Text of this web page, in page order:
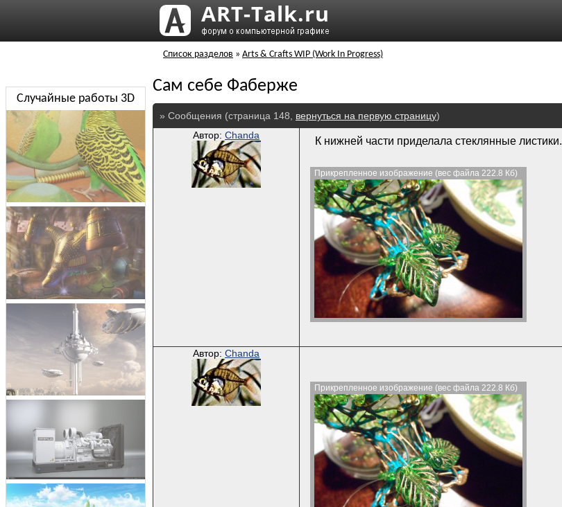
Список разделов » Arts & Crafts WIP (Work In Progress)
Сам себе Фаберже
» Сообщения (страница 148, вернуться на первую страницу)
Автор: Chanda К нижней части приделала стеклянные листики.
Прикрепленное изображение (вес файла 222.8 Кб)
Автор: Chanda
Прикрепленное изображение (вес файла 222.8 Кб)
Случайные работы 3D